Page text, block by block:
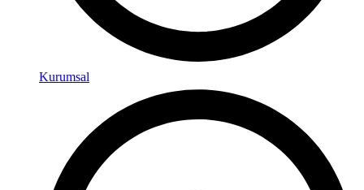
Kurumsal